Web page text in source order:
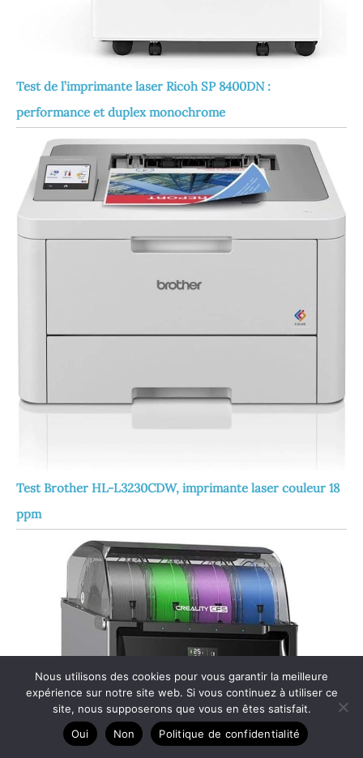
Test de l’imprimante laser Ricoh SP 8400DN :
performance et duplex monochrome
Test Brother HL-L3230CDW, imprimante laser couleur 18
ppm
Nous utilisons des cookies pour vous garantir la meilleure
expérience sur notre site web. Si vous continuez à utiliser ce
site, nous supposerons que vous en êtes satisfait.
Oui
Non Politique de confidentialité